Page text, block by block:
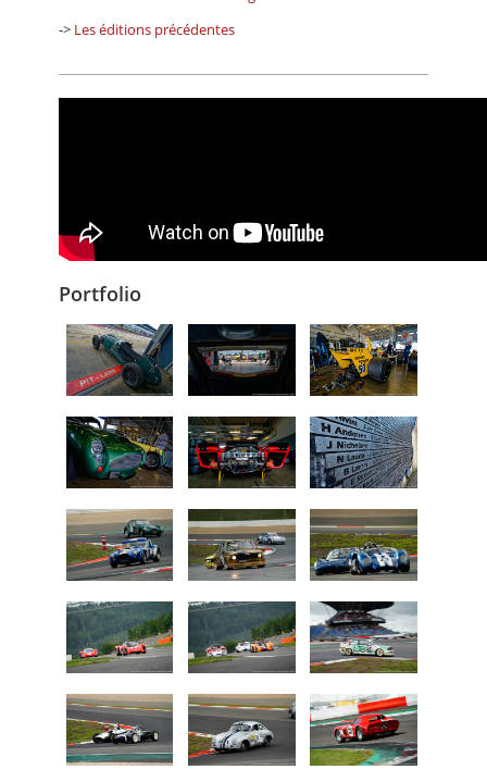
-> Les éditions précédentes
Portfolio